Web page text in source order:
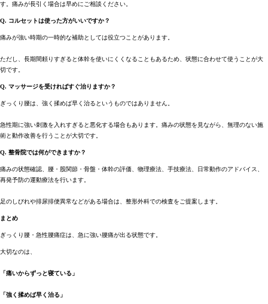
す。痛みが長引く場合は早めにご相談ください。
Q. コルセットは使った方がいいですか？
痛みが強い時期の一時的な補助としては役立つことがあります。
ただし、長期間頼りすぎると体幹を使いにくくなることもあるため、状態に合わせて使うことが大
切です。
Q. マッサージを受ければすぐ治りますか？
ぎっくり腰は、強く揉めば早く治るというものではありません。
急性期に強い刺激を入れすぎると悪化する場合もあります。痛みの状態を見ながら、無理のない施
術と動作改善を行うことが大切です。
Q. 整骨院では何ができますか？
痛みの状態確認、腰・股関節・骨盤・体幹の評価、物理療法、手技療法、日常動作のアドバイス、
再発予防の運動療法を行います。
足のしびれや排尿排便異常などがある場合は、整形外科での検査をご提案します。
まとめ
ぎっくり腰・急性腰痛症は、急に強い腰痛が出る状態です。
大切なのは、
「痛いからずっと寝ている」
「強く揉めば早く治る」